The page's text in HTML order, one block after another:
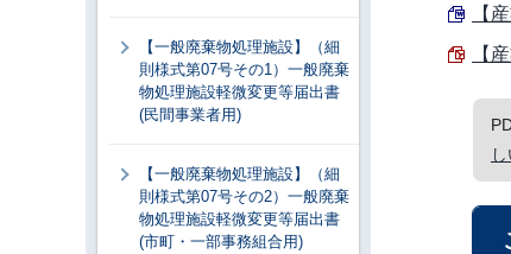
【
【
【一般廃棄物処理施設】（細
則様式第07号その1）一般廃棄
物処理施設軽微変更等届出書
(民間事業者用)
【一般廃棄物処理施設】（細
則様式第07号その2）一般廃棄
物処理施設軽微変更等届出書
(市町・一部事務組合用)